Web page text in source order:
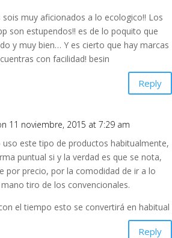
muy aficionados a lo ecologico!! Los
son estupendos!! es de lo poquito que
y muy bien… Y es cierto que hay marcas
con facilidad! besin
Reply
11 noviembre, 2015 at 7:29 am
uso este tipo de productos habitualmente,
puntual si y la verdad es que se nota,
por precio, por la comodidad de ir a lo
tiro de los convencionales.
el tiempo esto se convertirá en habitual
Reply